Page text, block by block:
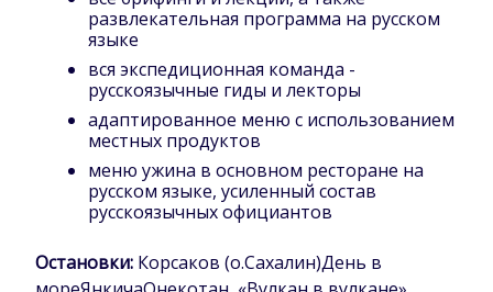
развлекательная программа на русском
языке
вся экспедиционная команда -
русскоязычные гиды и лекторы
адаптированное меню с использованием
местных продуктов
меню ужина в основном ресторане на
русском языке, усиленный состав
русскоязычных официантов
Остановки: Корсаков (о.Сахалин)День в